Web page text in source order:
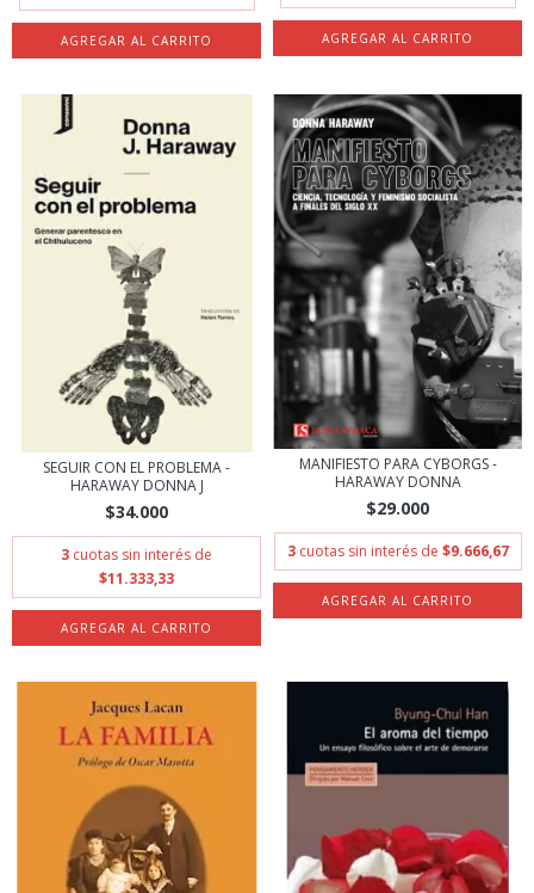
SEGUIR CON EL PROBLEMA -
HARAWAY DONNA J
$34.000
3 cuotas sin interés de
$11.333,33
MANIFIESTO PARA CYBORGS -
HARAWAY DONNA
$29.000
3 cuotas sin interés de $9.666,67